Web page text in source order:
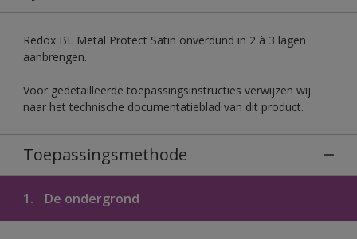
Redox BL Metal Protect Satin onverdund in 2 à 3 lagen
aanbrengen.
Voor gedetailleerde toepassingsinstructies verwijzen wij
naar het technische documentatieblad van dit product.
Toepassingsmethode
1. De ondergrond